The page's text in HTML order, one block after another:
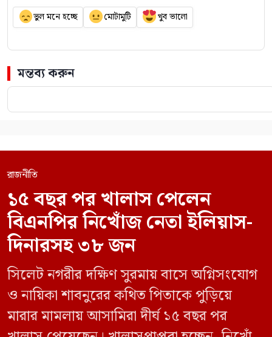
ভুল মনে হচ্ছে মোটামুটি খুব ভালো
মন্তব্য করুন
রাজনীতি
১৫ বছর পর খালাস পেলেন
বিএনপির নিখোঁজ নেতা ইলিয়াস-
দিনারসহ ৩৮ জন
সিলেট নগরীর দক্ষিণ সুরমায় বাসে অগ্নিসংযোগ
ও নায়িকা শাবনুরের কথিত পিতাকে পুড়িয়ে
মারার মামলায় আসামিরা দীর্ঘ ১৫ বছর পর